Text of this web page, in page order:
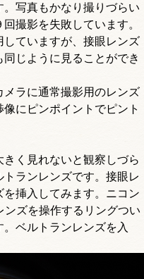
写真もかなり撮りづらい
撮影を失敗しています。
ていますが、接眼レンズ
じように見ることができ
ラに通常撮影用のレンズ
にピンポイントでピント
く見れないと観察しづら
ランレンズです。接眼レ
挿入してみます。ニコン
ンズを操作するリングつい
ベルトランレンズを入